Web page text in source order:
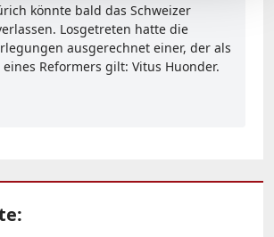
könnte bald das Schweizer
Losgetreten hatte die
ausgerechnet einer, der als
Reformers gilt: Vitus Huonder.